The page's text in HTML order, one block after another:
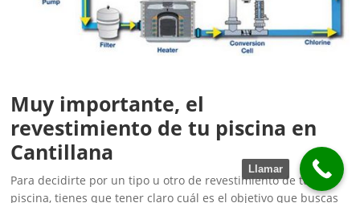
Muy importante, el
revestimiento de tu piscina en
Cantillana
Para decidirte por un tipo u otro de revestimiento de tu
piscina, tienes que tener claro cuál es el objetivo que buscas
Llamar